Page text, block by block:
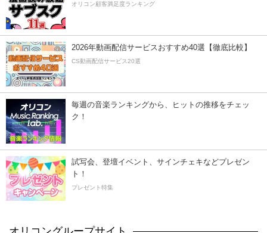
オリコン顧客満足度ランキング
2026年動画配信サービスおすすめ40選【徹底比較】
CS動画配信サービス20選
毎週の音楽ランキングから、ヒットの推移をチェッ
ク！
試写会、登壇イベント、サインチェキなどプレゼン
ト！
プレゼント特集